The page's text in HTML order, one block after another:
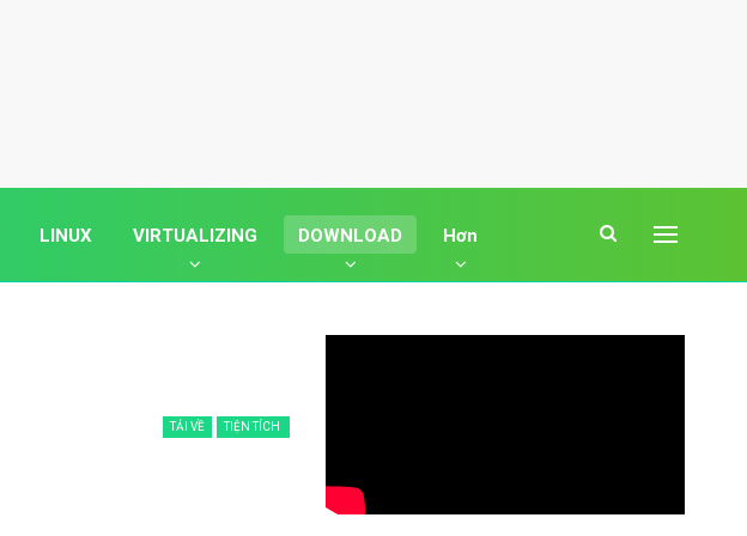
LINUX VIRTUALIZING DOWNLOAD Hơn
TẢI VỀ TIỆN TÍCH